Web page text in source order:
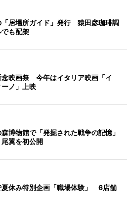
「居場所ガイド」発行 猿田彦珈琲調
も配架
念映画祭 今年はイタリア映画「イ
ノ」上映
博物館で「発掘された戦争の記憶」
翼を初公開
夏休み特別企画「職場体験」 6店舗